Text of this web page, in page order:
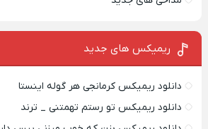
ریمیکس‌ های جدید
دانلود ریمیکس کرمانجی هر گوله اینستا
دانلود ریمیکس تو رستم تهمتنی _ ترند